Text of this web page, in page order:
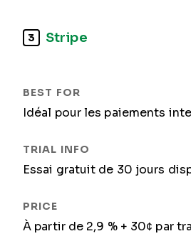
3 Stripe
Idéal pour les paiements
Essai gratuit de 30 jours
À partir de 2,9 % + 30¢ par